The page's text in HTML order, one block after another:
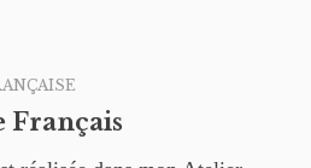
Français